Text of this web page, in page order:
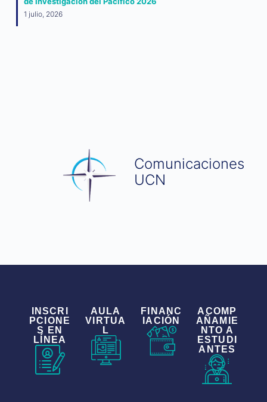
1 julio, 2026
Comunicaciones
UCN
INSCRI
PCIONE
S EN
LÍNEA
AULA
VIRTUA
L
FINANC
IACIÓN
ACOMP
AÑAMIE
NTO A
ESTUDI
ANTES